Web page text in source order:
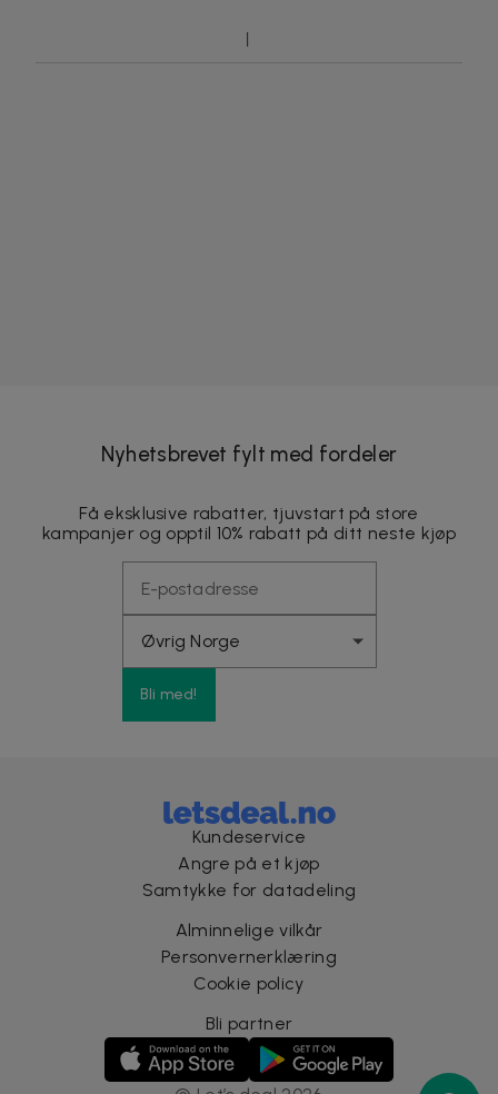
Nyhetsbrevet fylt med fordeler
Få eksklusive rabatter, tjuvstart på store
kampanjer og opptil 10% rabatt på ditt neste kjøp
Bli med!
Kundeservice
Angre på et kjøp
Samtykke for datadeling
Alminnelige vilkår
Personvernerklæring
Cookie policy
Bli partner